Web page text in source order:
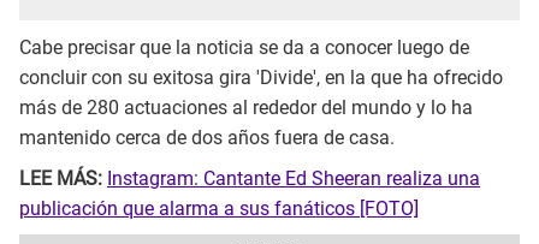
Cabe precisar que la noticia se da a conocer luego de
concluir con su exitosa gira 'Divide', en la que ha ofrecido
más de 280 actuaciones al rededor del mundo y lo ha
mantenido cerca de dos años fuera de casa.
LEE MÁS: Instagram: Cantante Ed Sheeran realiza una
publicación que alarma a sus fanáticos [FOTO]